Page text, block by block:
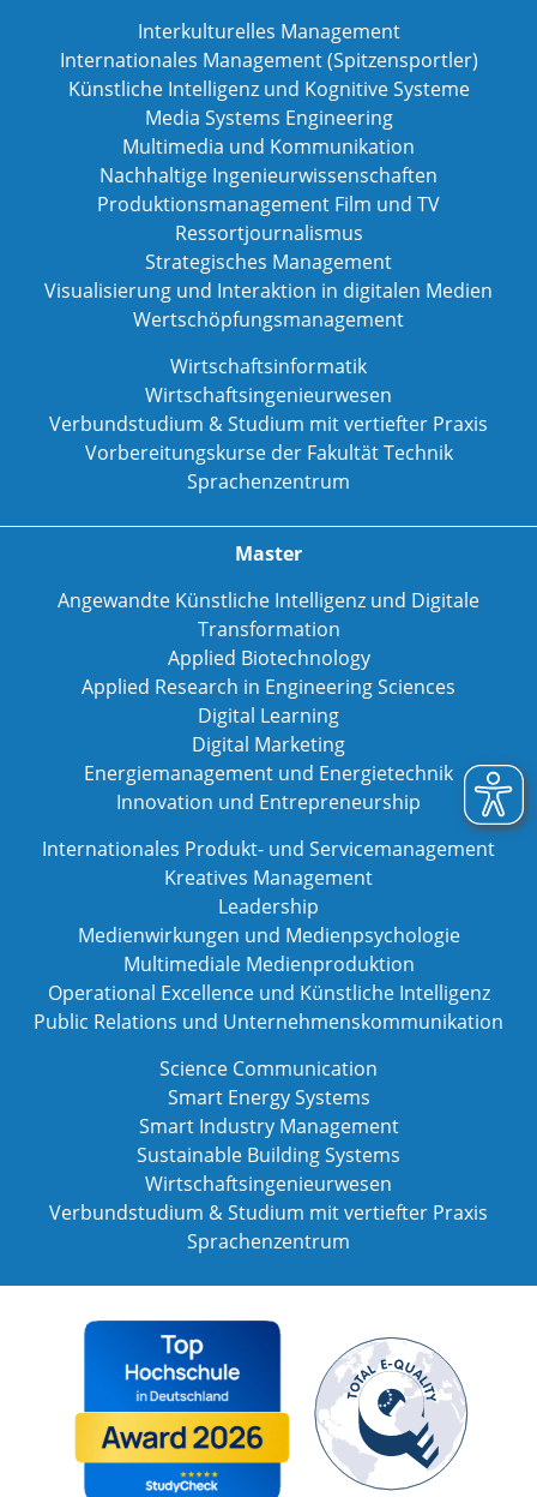
Interkulturelles Management
Internationales Management (Spitzensportler)
Künstliche Intelligenz und Kognitive Systeme
Media Systems Engineering
Multimedia und Kommunikation
Nachhaltige Ingenieurwissenschaften
Produktionsmanagement Film und TV
Ressortjournalismus
Strategisches Management
Visualisierung und Interaktion in digitalen Medien
Wertschöpfungsmanagement
Wirtschaftsinformatik
Wirtschaftsingenieurwesen
Verbundstudium & Studium mit vertiefter Praxis
Vorbereitungskurse der Fakultät Technik
Sprachenzentrum
Master
Angewandte Künstliche Intelligenz und Digitale
Transformation
Applied Biotechnology
Applied Research in Engineering Sciences
Digital Learning
Digital Marketing
Energiemanagement und Energietechnik
Innovation und Entrepreneurship
Internationales Produkt- und Servicemanagement
Kreatives Management
Leadership
Medienwirkungen und Medienpsychologie
Multimediale Medienproduktion
Operational Excellence und Künstliche Intelligenz
Public Relations und Unternehmenskommunikation
Science Communication
Smart Energy Systems
Smart Industry Management
Sustainable Building Systems
Wirtschaftsingenieurwesen
Verbundstudium & Studium mit vertiefter Praxis
Sprachenzentrum